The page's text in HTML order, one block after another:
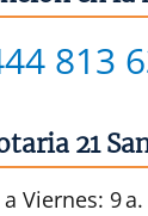
813
21
Viernes: 9